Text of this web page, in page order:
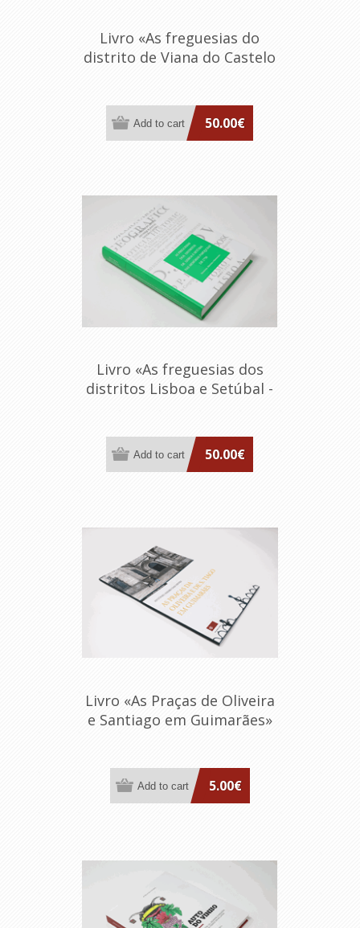
Livro «As freguesias do
distrito de Viana do Castelo
50.00€
Livro «As freguesias dos
distritos Lisboa e Setúbal -
50.00€
Livro «As Praças de Oliveira
e Santiago em Guimarães»
5.00€